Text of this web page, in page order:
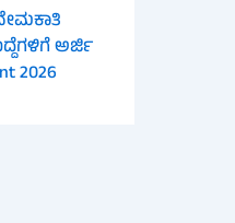
ಅರ್ಜಿ
2026